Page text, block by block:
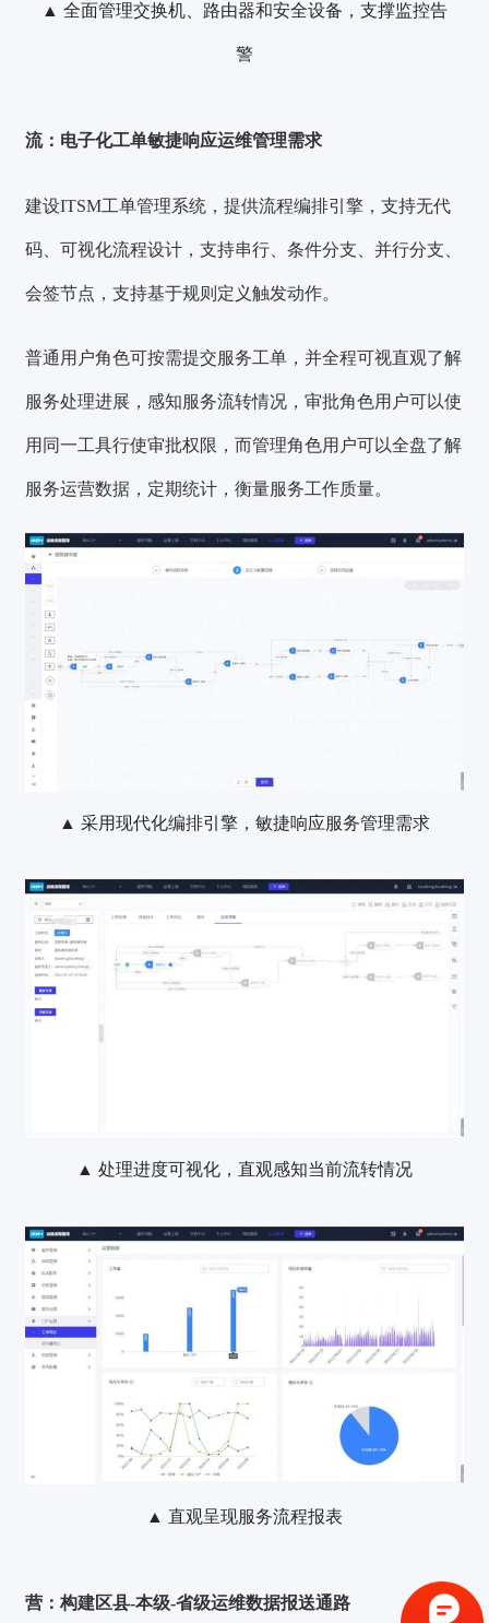
▲ 全面管理交换机、路由器和安全设备，支撑监控告
警
流：电子化工单敏捷响应运维管理需求
建设ITSM工单管理系统，提供流程编排引擎，支持无代
码、可视化流程设计，支持串行、条件分支、并行分支、
会签节点，支持基于规则定义触发动作。
普通用户角色可按需提交服务工单，并全程可视直观了解
服务处理进展，感知服务流转情况，审批角色用户可以使
用同一工具行使审批权限，而管理角色用户可以全盘了解
服务运营数据，定期统计，衡量服务工作质量。
▲ 采用现代化编排引擎，敏捷响应服务管理需求
▲ 处理进度可视化，直观感知当前流转情况
▲ 直观呈现服务流程报表
营：构建区县-本级-省级运维数据报送通路
密码登录